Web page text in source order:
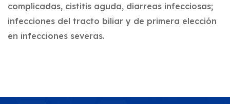
complicadas, cistitis aguda, diarreas infecciosas;
infecciones del tracto biliar y de primera elección
en infecciones severas.